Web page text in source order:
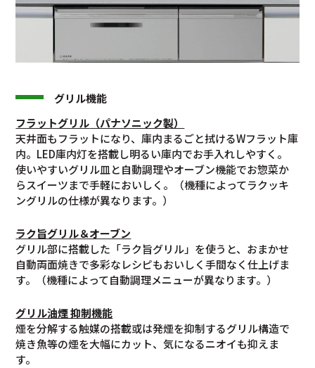
グリル機能
フラットグリル （パナソニック製）
天井面もフラットになり、庫内まるごと拭けるWフラット庫
内。LED庫内灯を搭載し明るい庫内でお手入れしやすく。
使いやすいグリル皿と自動調理やオーブン機能でお惣菜か
らスイーツまで手軽においしく。（機種によってラクッキ
ングリルの仕様が異なります。）
ラク旨グリル＆オーブン
グリル部に搭載した「ラク旨グリル」を使うと、おまかせ
自動両面焼きで多彩なレシピもおいしく手間なく仕上げま
す。（機種によって自動調理メニューが異なります。）
グリル油煙 抑制機能
煙を分解する触媒の搭載或は発煙を抑制するグリル構造で
焼き魚等の煙を大幅にカット、気になるニオイも抑えま
す。